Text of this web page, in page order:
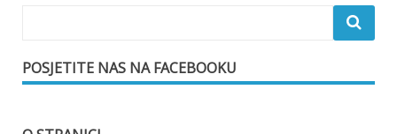
POSJETITE NAS NA FACEBOOKU